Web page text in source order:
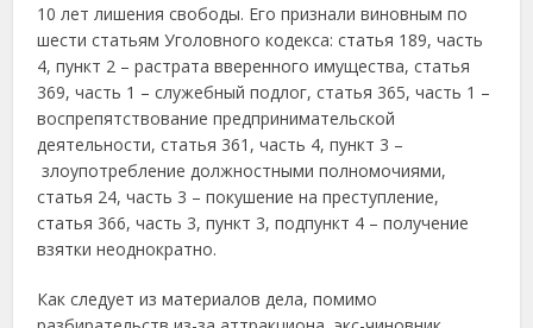
10 лет лишения свободы. Его признали виновным по
шести статьям Уголовного кодекса: статья 189, часть
4, пункт 2 – растрата вверенного имущества, статья
369, часть 1 – служебный подлог, статья 365, часть 1 –
воспрепятствование предпринимательской
деятельности, статья 361, часть 4, пункт 3 –
злоупотребление должностными полномочиями,
статья 24, часть 3 – покушение на преступление,
статья 366, часть 3, пункт 3, подпункт 4 – получение
взятки неоднократно.
Как следует из материалов дела, помимо